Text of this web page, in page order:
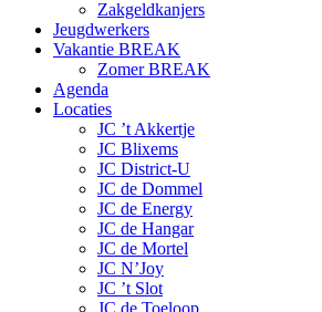
Zakgeldkanjers
Jeugdwerkers
Vakantie BREAK
Zomer BREAK
Agenda
Locaties
JC ’t Akkertje
JC Blixems
JC District-U
JC de Dommel
JC de Energy
JC de Hangar
JC de Mortel
JC N’Joy
JC ’t Slot
JC de Toeloop